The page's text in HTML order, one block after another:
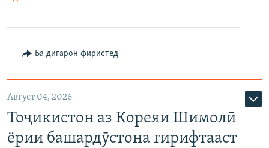
Ба дигарон фиристед
Август 04, 2026
Тоҷикистон аз Кореяи Шимолӣ
ёрии башардӯстона гирифтааст